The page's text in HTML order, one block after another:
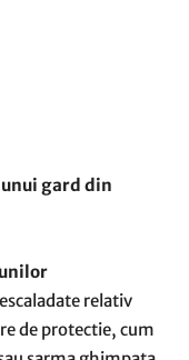
gard din
relativ
de protectie, cum